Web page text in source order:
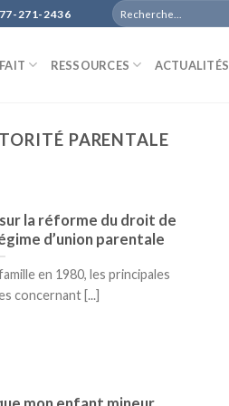
271-2436
RESSOURCES ACTUALITÉS
PARENTALE
la réforme du droit de
d’union parentale
en 1980, les principales
concernant [...]